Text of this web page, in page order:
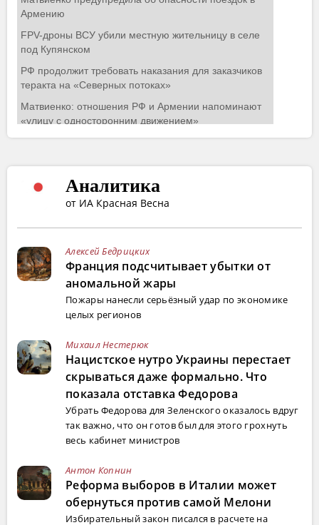
Аналитика
от ИА Красная Весна
Алексей Бедрицких
Франция подсчитывает убытки от
аномальной жары
Пожары нанесли серьёзный удар по экономике
целых регионов
Михаил Нестерюк
Нацистское нутро Украины перестает
скрываться даже формально. Что
показала отставка Федорова
Убрать Федорова для Зеленского оказалось вдруг
так важно, что он готов был для этого грохнуть
весь кабинет министров
Антон Копнин
Реформа выборов в Италии может
обернуться против самой Мелони
Избирательный закон писался в расчете на